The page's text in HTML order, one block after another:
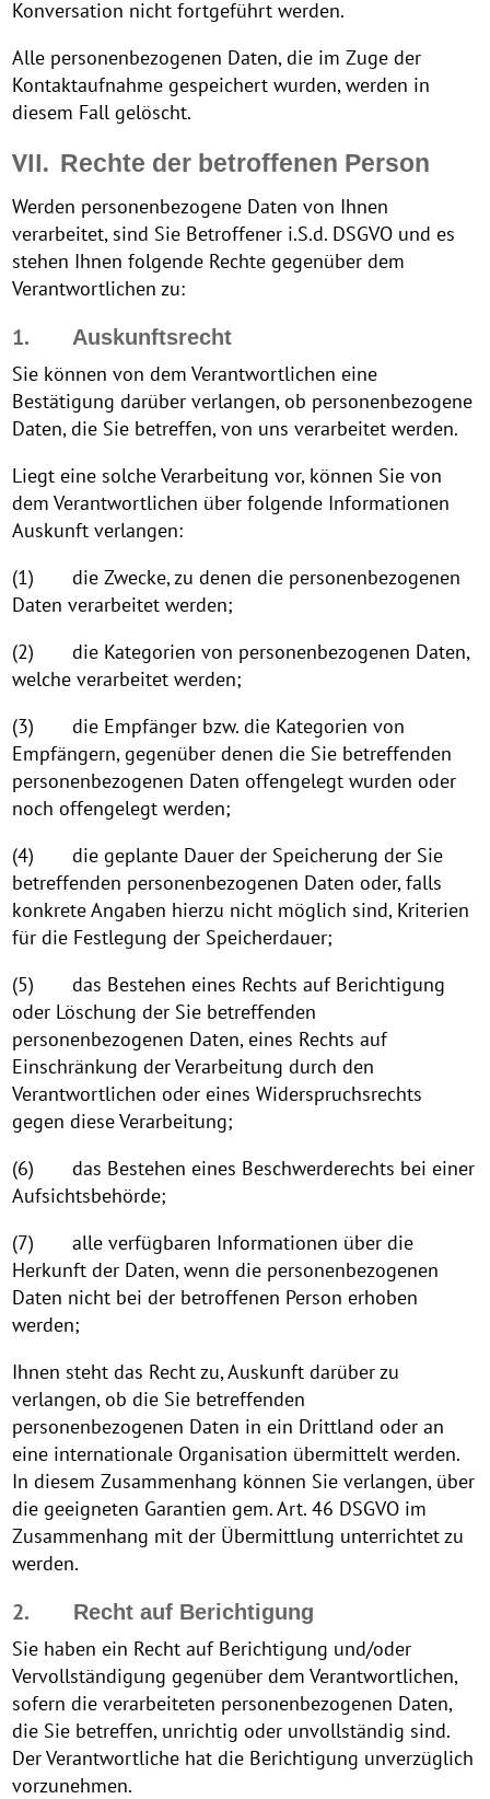
Konversation nicht fortgeführt werden.
Alle personenbezogenen Daten, die im Zuge der
Kontaktaufnahme gespeichert wurden, werden in
diesem Fall gelöscht.
VII. Rechte der betroffenen Person
Werden personenbezogene Daten von Ihnen
verarbeitet, sind Sie Betroffener i.S.d. DSGVO und es
stehen Ihnen folgende Rechte gegenüber dem
Verantwortlichen zu:
1. Auskunftsrecht
Sie können von dem Verantwortlichen eine
Bestätigung darüber verlangen, ob personenbezogene
Daten, die Sie betreffen, von uns verarbeitet werden.
Liegt eine solche Verarbeitung vor, können Sie von
dem Verantwortlichen über folgende Informationen
Auskunft verlangen:
(1) die Zwecke, zu denen die personenbezogenen
Daten verarbeitet werden;
(2) die Kategorien von personenbezogenen Daten,
welche verarbeitet werden;
(3) die Empfänger bzw. die Kategorien von
Empfängern, gegenüber denen die Sie betreffenden
personenbezogenen Daten offengelegt wurden oder
noch offengelegt werden;
(4) die geplante Dauer der Speicherung der Sie
betreffenden personenbezogenen Daten oder, falls
konkrete Angaben hierzu nicht möglich sind, Kriterien
für die Festlegung der Speicherdauer;
(5) das Bestehen eines Rechts auf Berichtigung
oder Löschung der Sie betreffenden
personenbezogenen Daten, eines Rechts auf
Einschränkung der Verarbeitung durch den
Verantwortlichen oder eines Widerspruchsrechts
gegen diese Verarbeitung;
(6) das Bestehen eines Beschwerderechts bei einer
Aufsichtsbehörde;
(7) alle verfügbaren Informationen über die
Herkunft der Daten, wenn die personenbezogenen
Daten nicht bei der betroffenen Person erhoben
werden;
Ihnen steht das Recht zu, Auskunft darüber zu
verlangen, ob die Sie betreffenden
personenbezogenen Daten in ein Drittland oder an
eine internationale Organisation übermittelt werden.
In diesem Zusammenhang können Sie verlangen, über
die geeigneten Garantien gem. Art. 46 DSGVO im
Zusammenhang mit der Übermittlung unterrichtet zu
werden.
2. Recht auf Berichtigung
Sie haben ein Recht auf Berichtigung und/oder
Vervollständigung gegenüber dem Verantwortlichen,
sofern die verarbeiteten personenbezogenen Daten,
die Sie betreffen, unrichtig oder unvollständig sind.
Der Verantwortliche hat die Berichtigung unverzüglich
vorzunehmen.